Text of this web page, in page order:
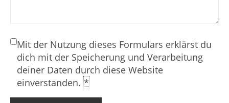
Mit der Nutzung dieses Formulars erklärst du
dich mit der Speicherung und Verarbeitung
deiner Daten durch diese Website
einverstanden. *